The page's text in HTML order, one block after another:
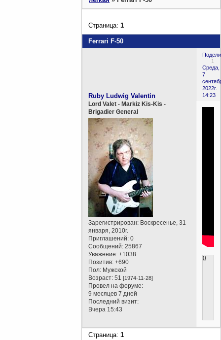
Ferrari F-50
Страница:1
1
Среда,
7
2022г.
14:23
Ruby Ludwig Valentin
Lord Valet - Markiz Kis-Kis -
Brigadier General
Зарегистрирован: Воскресенье, 31
января, 2010г.
Приглашений: 0
Сообщений: 25867
Уважение: +1038
Позитив: +690
Пол: Мужской
Возраст: 51[1974-11-28]
Провел на форуме:
9 месяцев 7 дней
Последний визит:
Вчера 15:43
0
Страница:1